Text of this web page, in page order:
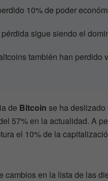
10% de poder
sigue siendo el
también han perdido
de Bitcoin se ha deslizado
57% en la actualidad. A
el 10% de la
cambios en la lista de las